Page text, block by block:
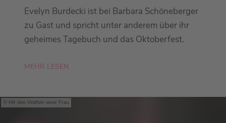
Evelyn Burdecki ist bei Barbara Schöneberger
zu Gast und spricht unter anderem über ihr
geheimes Tagebuch und das Oktoberfest.
MEHR LESEN
Mit den Waffeln einer Frau